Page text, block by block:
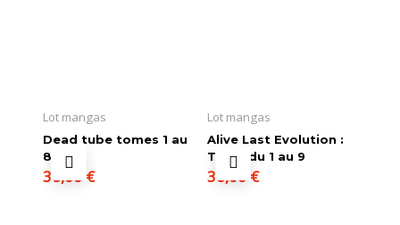
Lot mangas
Dead tube tomes 1 au
8
36,00 €
Lot mangas
Alive Last Evolution :
Tome du 1 au 9
36,00 €